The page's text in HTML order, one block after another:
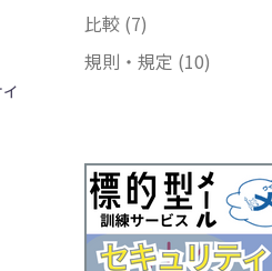
比較 (7)
規則・規定 (10)